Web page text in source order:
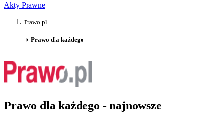
Akty Prawne
Prawo.pl
Prawo dla każdego
Prawo dla każdego - najnowsze